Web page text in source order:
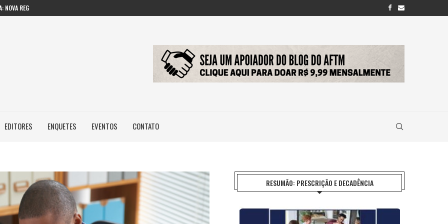
NOVA REGRA...
EDITORES ENQUETES EVENTOS CONTATO
RESUMÃO: PRESCRIÇÃO E DECADÊNCIA